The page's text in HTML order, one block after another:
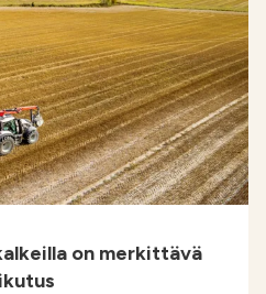
on merkittävä